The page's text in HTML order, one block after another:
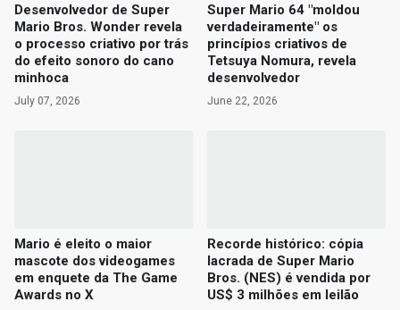
Desenvolvedor de Super
Mario Bros. Wonder revela
o processo criativo por trás
do efeito sonoro do cano
minhoca
July 07, 2026
Super Mario 64 "moldou
verdadeiramente" os
princípios criativos de
Tetsuya Nomura, revela
desenvolvedor
June 22, 2026
Mario é eleito o maior
mascote dos videogames
em enquete da The Game
Awards no X
Recorde histórico: cópia
lacrada de Super Mario
Bros. (NES) é vendida por
US$ 3 milhões em leilão